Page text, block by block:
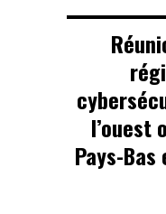
l’ouest
Pays-